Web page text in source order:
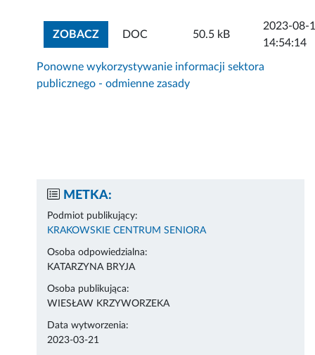
ZOBACZZOBACZ ZAŁĄCZNIK
DOC 50.5 kB
2023-08-
14:54:14
Ponowne wykorzystywanie informacji sektora
publicznego - odmienne zasady
METKA:
Podmiot publikujący:
KRAKOWSKIE CENTRUM SENIORA
Osoba odpowiedzialna:
KATARZYNA BRYJA
Osoba publikująca:
WIESŁAW KRZYWORZEKA
Data wytworzenia:
2023-03-21